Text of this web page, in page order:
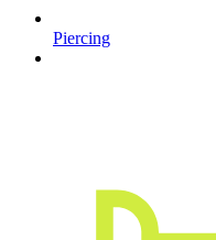
Piercing